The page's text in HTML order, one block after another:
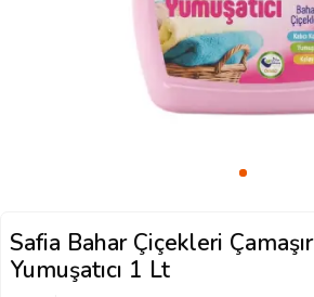
Safia Bahar Çiçekleri Çamaşır
Yumuşatıcı 1 Lt